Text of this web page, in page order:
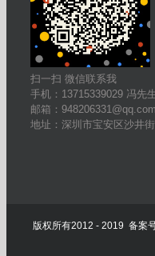
扫一扫 微信联系我
手机：13715339029 冯先生
邮箱：948206331@qq.com
地址：深圳市宝安区沙井
版权所有2012 - 2019 备案